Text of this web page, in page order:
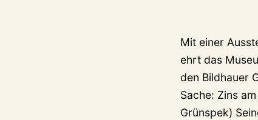
Mit einer
ehrt das
den Bildhauer
Sache: Zins
Grünspek)